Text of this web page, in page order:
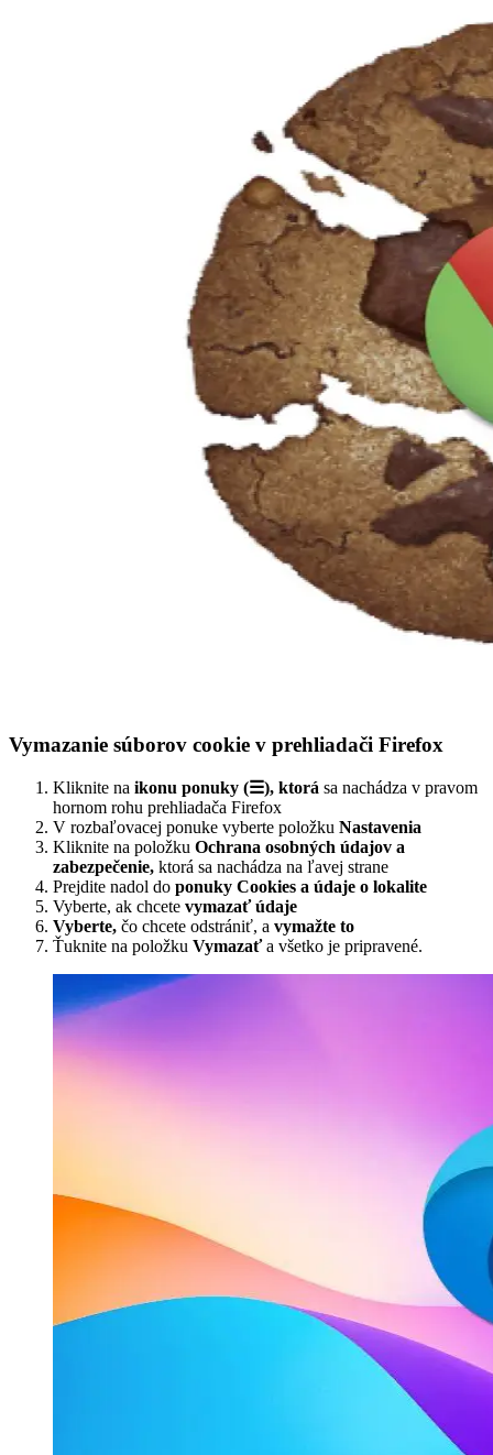
Vymazanie súborov cookie v prehliadači Firefox
Kliknite na ikonu ponuky (☰), ktorá sa nachádza v pravom
hornom rohu prehliadača Firefox
V rozbaľovacej ponuke vyberte položku Nastavenia
Kliknite na položku Ochrana osobných údajov a
zabezpečenie, ktorá sa nachádza na ľavej strane
Prejdite nadol do ponuky Cookies a údaje o lokalite
Vyberte, ak chcete vymazať údaje
Vyberte, čo chcete odstrániť, a vymažte to
Ťuknite na položku Vymazaťa všetko je pripravené.